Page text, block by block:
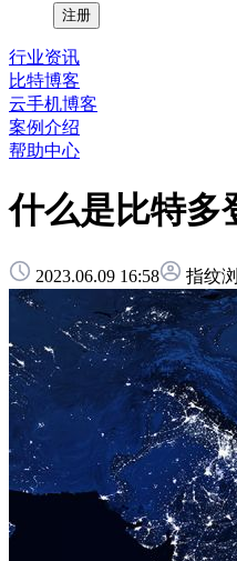
注册
行业资讯
比特博客
云手机博客
案例介绍
帮助中心
什么是比特多
2023.06.09 16:58 指纹